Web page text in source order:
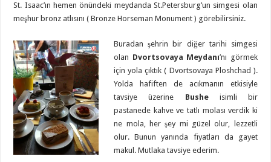
St. Isaac’ın hemen önündeki meydanda St.Petersburg’un simgesi olan
meşhur bronz atlısını ( Bronze Horseman Monument ) görebilirsiniz.
Buradan şehrin bir diğer tarihi simgesi
olan Dvortsovaya Meydanı’nı görmek
için yola çıktık ( Dvortsovaya Ploshchad ).
Yolda hafiften de acıkmanın etkisiyle
tavsiye üzerine Busheisimli bir
pastanede kahve ve tatlı molası verdik ki
ne mola, her şey mi güzel olur, lezzetli
olur. Bunun yanında fiyatları da gayet
makul. Mutlaka tavsiye ederim.